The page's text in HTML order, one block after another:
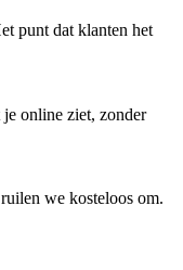
punt dat klanten het
online ziet, zonder
we kosteloos om.